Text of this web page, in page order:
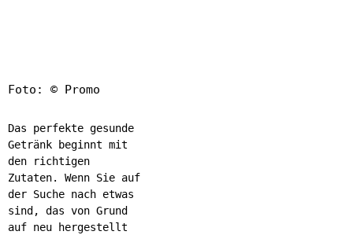
Foto: © Promo
Das perfekte gesunde
Getränk beginnt mit
den richtigen
Zutaten. Wenn Sie auf
der Suche nach etwas
sind, das von Grund
auf neu hergestellt